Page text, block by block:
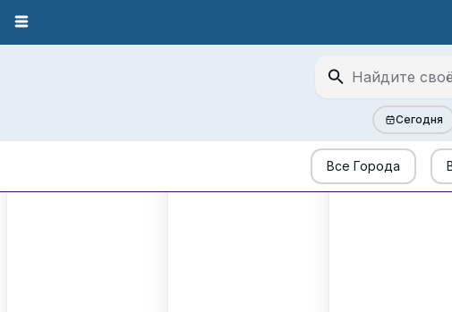
Сегодня
Все Города